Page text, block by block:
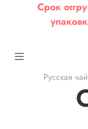
Срок
Русская